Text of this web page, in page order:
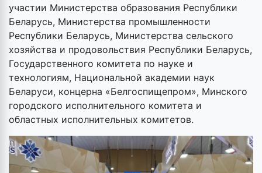
участии Министерства образования Республики
Беларусь, Министерства промышленности
Республики Беларусь, Министерства сельского
хозяйства и продовольствия Республики Беларусь,
Государственного комитета по науке и
технологиям, Национальной академии наук
Беларуси, концерна «Белгоспищепром», Минского
городского исполнительного комитета и
областных исполнительных комитетов.